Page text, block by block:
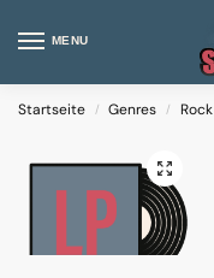
MENU
Startseite / Genres / Rock